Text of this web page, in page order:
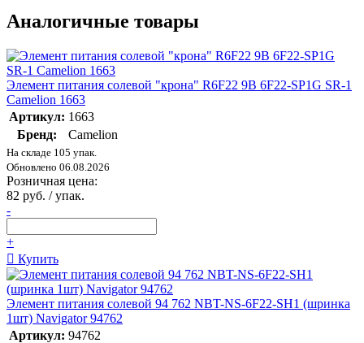
Аналогичные товары
Элемент питания солевой "крона" R6F22 9В 6F22-SP1G SR-1
Camelion 1663
Артикул: 1663
Бренд:
Camelion
На складе 105 упак.
Обновлено 06.08.2026
Розничная цена:
82 руб. / упак.
-
+
Купить
Элемент питания солевой 94 762 NBT-NS-6F22-SH1 (шринка
1шт) Navigator 94762
Артикул: 94762